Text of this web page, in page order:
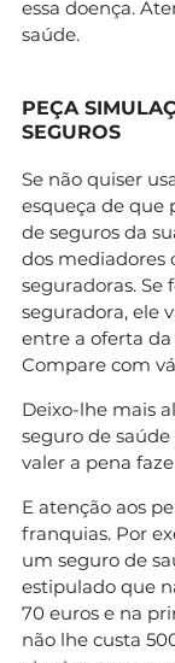
essa doença.
saúde.
PEÇA
SEGUROS
Se não quiser
esqueça de que
de seguros da
dos mediadores
seguradoras.
seguradora, ele
entre a oferta
Compare com
Deixo-lhe mais
seguro de
valer a pena
E atenção aos
franquias. Por
um seguro de
estipulado que
70 euros e na
não lhe custa